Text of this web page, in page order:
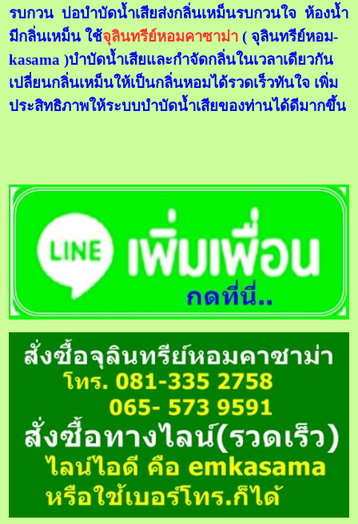
รบกวน บ่อบำบัดน้ำเสียส่งกลิ่นเหม็นรบกวนใจ ห้องน้ำ
มีกลิ่นเหม็น ใช้จุลินทรีย์หอมคาซาม่า( จุลินทรีย์หอม-
kasama )บำบัดน้ำเสียและกำจัดกลิ่นในเวลาเดียวกัน
เปลี่ยนกลิ่นเหม็นให้เป็นกลิ่นหอมได้รวดเร็วทันใจ เพิ่ม
ประสิทธิภาพให้ระบบบำบัดน้ำเสียของท่านได้ดีมากขึ้น